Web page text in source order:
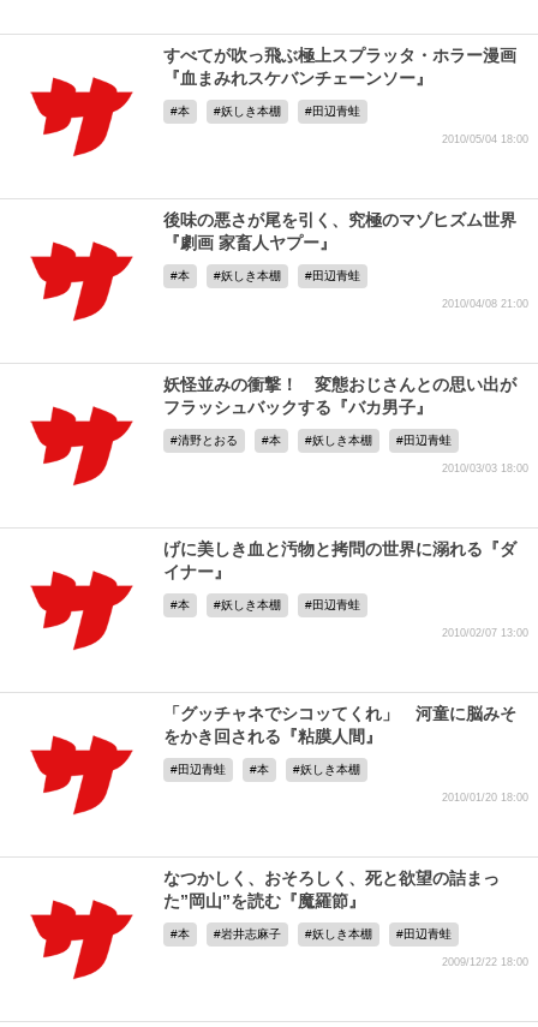
すべてが吹っ飛ぶ極上スプラッタ・ホラー漫画
『血まみれスケバンチェーンソー』
本 妖しき本棚 田辺青蛙
2010/05/04 18:00
後味の悪さが尾を引く、究極のマゾヒズム世界
『劇画 家畜人ヤプー』
本 妖しき本棚 田辺青蛙
2010/04/08 21:00
妖怪並みの衝撃！ 変態おじさんとの思い出が
フラッシュバックする『バカ男子』
清野とおる 本 妖しき本棚 田辺青蛙
2010/03/03 18:00
げに美しき血と汚物と拷問の世界に溺れる『ダ
イナー』
本 妖しき本棚 田辺青蛙
2010/02/07 13:00
「グッチャネでシコッてくれ」 河童に脳みそ
をかき回される『粘膜人間』
田辺青蛙 本 妖しき本棚
2010/01/20 18:00
なつかしく、おそろしく、死と欲望の詰まっ
た”岡山”を読む『魔羅節』
本 岩井志麻子 妖しき本棚 田辺青蛙
2009/12/22 18:00